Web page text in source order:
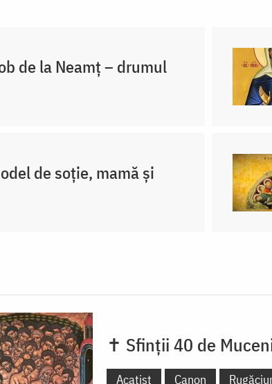
de la Neamț – drumul
de soție, mamă și
✝ Sfinții 40 de
Acatist Canon